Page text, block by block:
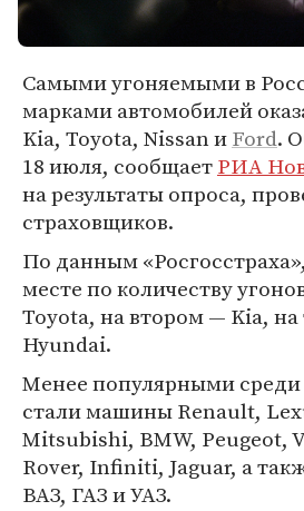
Самыми угоняемыми в
марками автомобилей
Kia, Toyota, Nissan иFord.
18 июля, сообщаетРИА
на результаты опроса,
страховщиков.
По данным
месте по количеству
Toyota, на втором — Kia,
Hyundai.
Менее популярными
стали машины Renault,
Mitsubishi, BMW, Peugeot,
Rover, Infiniti, Jaguar, а
ВАЗ, ГАЗ и УАЗ.